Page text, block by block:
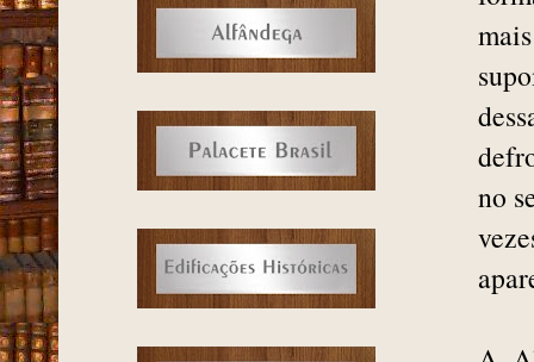
no